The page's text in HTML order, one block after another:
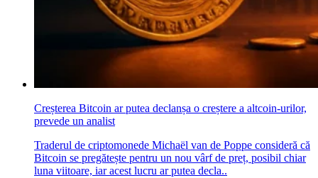
Creșterea Bitcoin ar putea declanșa o creștere a altcoin-urilor,
prevede un analist
Traderul de criptomonede Michaël van de Poppe consideră că
Bitcoin se pregătește pentru un nou vârf de preț, posibil chiar
luna viitoare, iar acest lucru ar putea decla..